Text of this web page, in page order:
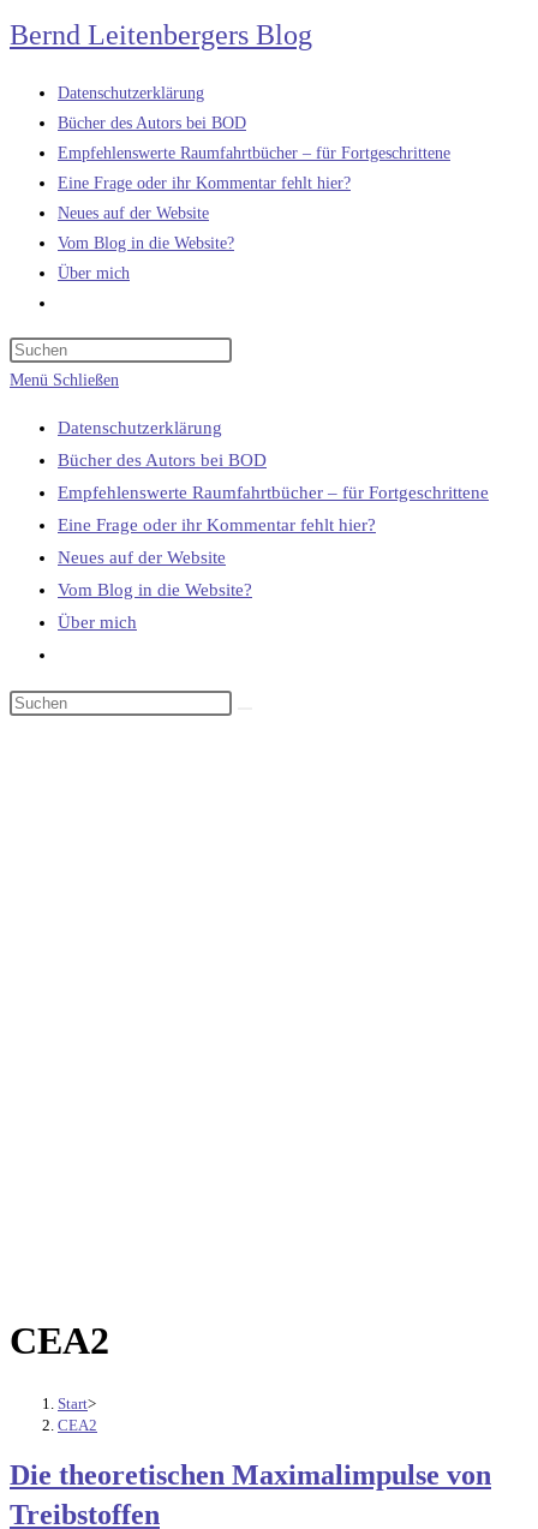
Zum
Inhalt
springen
Bernd Leitenbergers Blog
Datenschutzerklärung
Bücher des Autors bei BOD
Empfehlenswerte Raumfahrtbücher – für Fortgeschrittene
Eine Frage oder ihr Kommentar fehlt hier?
Neues auf der Website
Vom Blog in die Website?
Über mich
umschalten
Menü Schließen
Datenschutzerklärung
Bücher des Autors bei BOD
Empfehlenswerte Raumfahrtbücher – für Fortgeschrittene
Eine Frage oder ihr Kommentar fehlt hier?
Neues auf der Website
Vom Blog in die Website?
Über mich
umschalten
CEA2
Start>
CEA2
Die theoretischen Maximalimpulse von
Treibstoffen